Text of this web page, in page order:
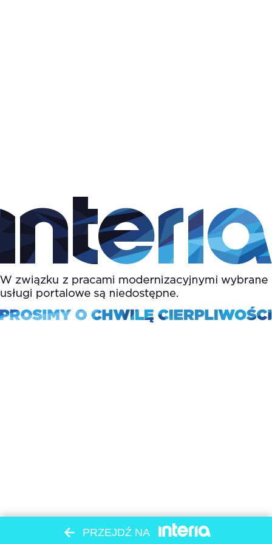
PRZEJDŹ NA